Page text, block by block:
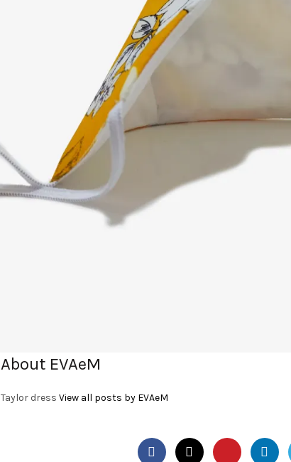
About EVAeM
Taylor dress View all posts by EVAeM